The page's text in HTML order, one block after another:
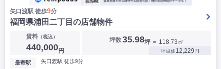
矢口渡駅 徒歩9分
福岡県浦田二丁目の店舗物件
賃料（税込）
440,000円
坪数35.98坪 ＝ 118.73㎡
坪単価12,229円
最寄駅 矢口渡駅 徒歩9分